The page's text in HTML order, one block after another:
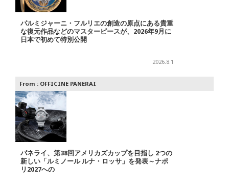
パルミジャーニ・フルリエの創造の原点にある貴重
な復元作品などのマスターピースが、2026年9月に
日本で初めて特別公開
2026.8.1
From : OFFICINE PANERAI
パネライ、第38回アメリカズカップを目指し 2つの
新しい「ルミノール ルナ・ロッサ」を発表～ナポ
リ2027への